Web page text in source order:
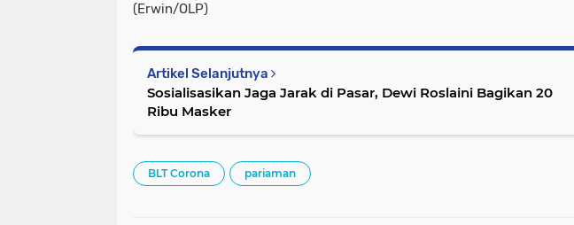
(Erwin/OLP)
Artikel Selanjutnya
Sosialisasikan Jaga Jarak di Pasar, Dewi Roslaini Bagikan 20
Ribu Masker
BLT Corona pariaman